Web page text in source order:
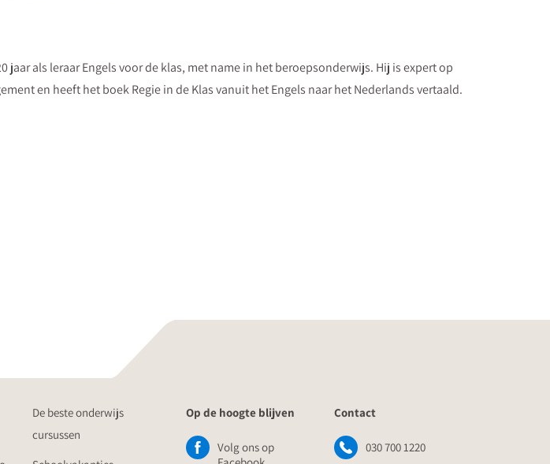
jaar als leraar Engels voor de klas, met name in het beroepsonderwijs. Hij is expert op
en heeft het boek Regie in de Klas vanuit het Engels naar het Nederlands vertaald.
De beste onderwijs
cursussen
Op de hoogte blijven
Volg ons op
Contact
030 700 1220